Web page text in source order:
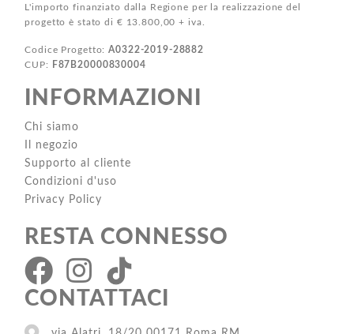
L'importo finanziato dalla Regione per la realizzazione del
progetto è stato di € 13.800,00 + iva.
Codice Progetto:A0322-2019-28882
CUP:
F87B20000830004
INFORMAZIONI
Chi siamo
Il negozio
Supporto al cliente
Condizioni d'uso
Privacy Policy
RESTA CONNESSO
CONTATTACI